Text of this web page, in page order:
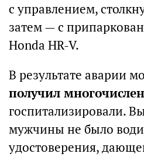
с управлением,
затем — с
Honda HR-V.
В результате аварии
получил
госпитализировали.
мужчины не было
удостоверения,